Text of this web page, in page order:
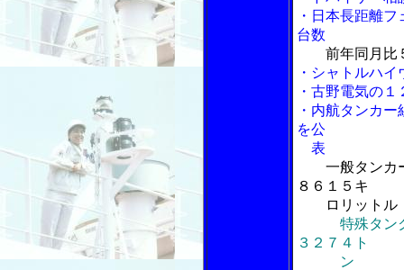
・日本長距離
台数
前年同月比
・シャトルハ
・古野電気の
・内航タンカ
を公
表
一般タンカ
８６１５キ
ロリットル
特殊タン
３２７４ト
ン